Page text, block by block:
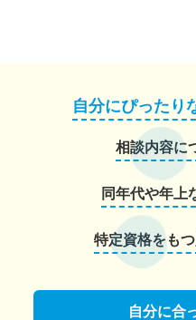
自分にぴったり
相談内容に
同年代や年上
特定資格をも
自分に合